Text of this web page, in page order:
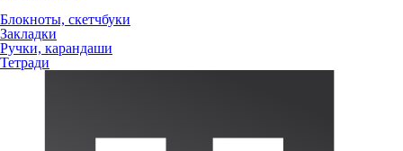
Блокноты, скетчбуки
Закладки
Ручки, карандаши
Тетради